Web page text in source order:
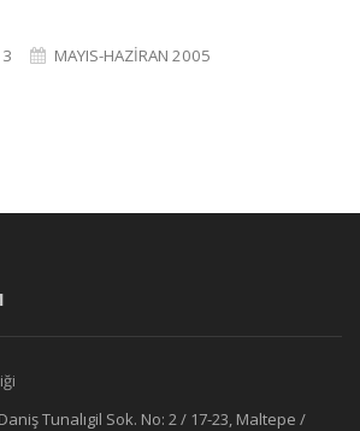
3
MAYIS-HAZİRAN 2005
Tunalıgil Sok. No: 2 / 17-23, Maltepe /